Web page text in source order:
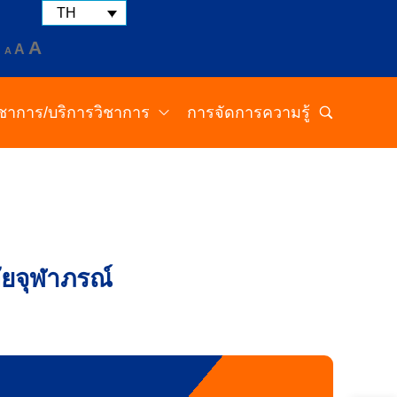
A A A
TH
าการ/บริการวิชาการ การจัดการความรู้
จุฬาภรณ์